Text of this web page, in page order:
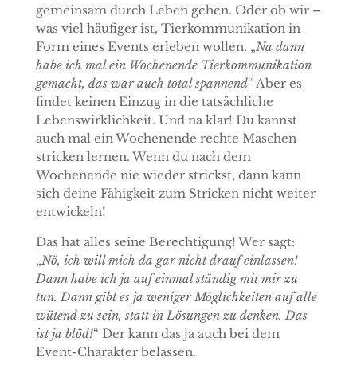
gemeinsam durch Leben gehen. Oder ob wir –
was viel häufiger ist, Tierkommunikation in
Form eines Events erleben wollen. „Na dann
habe ich mal ein Wochenende Tierkommunikation
gemacht, das war auch total spannend“ Aber es
findet keinen Einzug in die tatsächliche
Lebenswirklichkeit. Und na klar! Du kannst
auch mal ein Wochenende rechte Maschen
stricken lernen. Wenn du nach dem
Wochenende nie wieder strickst, dann kann
sich deine Fähigkeit zum Stricken nicht weiter
entwickeln!
Das hat alles seine Berechtigung! Wer sagt:
„Nö, ich will mich da gar nicht drauf einlassen!
Dann habe ich ja auf einmal ständig mit mir zu
tun. Dann gibt es ja weniger Möglichkeiten auf alle
wütend zu sein, statt in Lösungen zu denken. Das
ist ja blöd!“ Der kann das ja auch bei dem
Event-Charakter belassen.